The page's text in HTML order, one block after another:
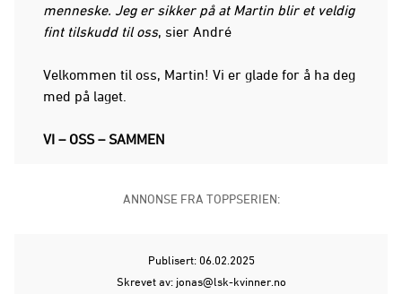
menneske. Jeg er sikker på at Martin blir et veldig
fint tilskudd til oss, sier André
Velkommen til oss, Martin! Vi er glade for å ha deg
med på laget.
VI – OSS – SAMMEN
ANNONSE FRA TOPPSERIEN:
Publisert: 06.02.2025
Skrevet av: jonas@lsk-kvinner.no